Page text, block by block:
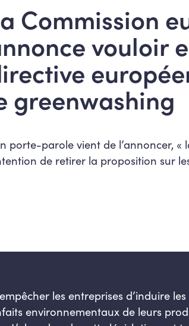
Commission
vouloir
greenwashing
porte-parole vient de l’annoncer, «
de retirer la proposition sur
les entreprises d’induire les
environnementaux de leurs